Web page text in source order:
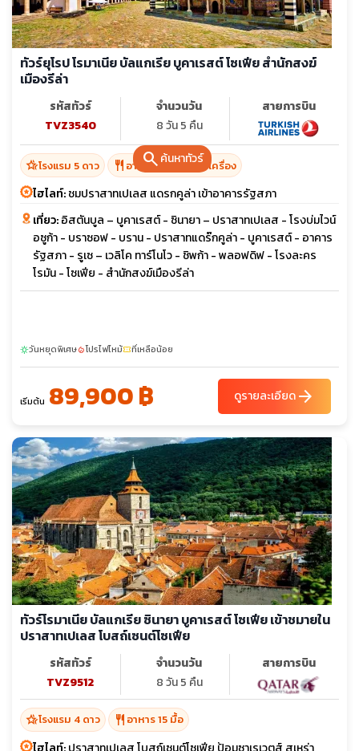
searchค้นหาทัวร์
ทัวร์ยุโรป โรมาเนีย บัลแกเรีย บูคาเรสต์ โซเฟีย สำนักสงฆ์
เมืองรีล่า
รหัสทัวร์
TVZ3540
จำนวนวัน
8 วัน 5 คืน
สายการบิน
hotel_classโรงแรม 5 ดาว restaurant อาหาร 16 มื้อ + บนเครื่อง
ไฮไลท์:ชมปราสาทเปเลส แดรกคูล่า เข้าอาคารรัฐสภา
เที่ยว:อิสตันบูล – บูคาเรสต์ - ซินายา – ปราสาทเปเลส - โรงบ่มไวน์
อซูก้า - บราซอฟ - บราน - ปราสาทแดร๊กคูล่า - บูคาเรสต์ - อาคาร
รัฐสภา - รูเซ – เวลิโค ทาร์โนโว - ชิพก้า - พลอฟดิฟ - โรงละคร
โรมัน - โซเฟีย - สำนักสงฆ์เมืองรีล่า
sunnyวันหยุดพิเศษlocal_fire_departmentโปรไฟไหม้confirmation_numberที่เหลือน้อย
เริ่มต้น 89,900 ฿ ดูรายละเอียดarrow_forward
ทัวร์โรมาเนีย บัลแกเรีย ซินายา บูคาเรสต์ โซเฟีย เข้าชมายใน
ปราสาทเปเลส โบสถ์เซนต์โซเฟีย
รหัสทัวร์
TVZ9512
จำนวนวัน
8 วัน 5 คืน
สายการบิน
hotel_classโรงแรม 4 ดาว restaurant อาหาร 15 มื้อ